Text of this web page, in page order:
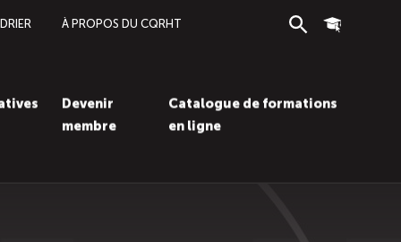
À PROPOS DU CQRHT
Devenir
membre
Catalogue de formations
en ligne